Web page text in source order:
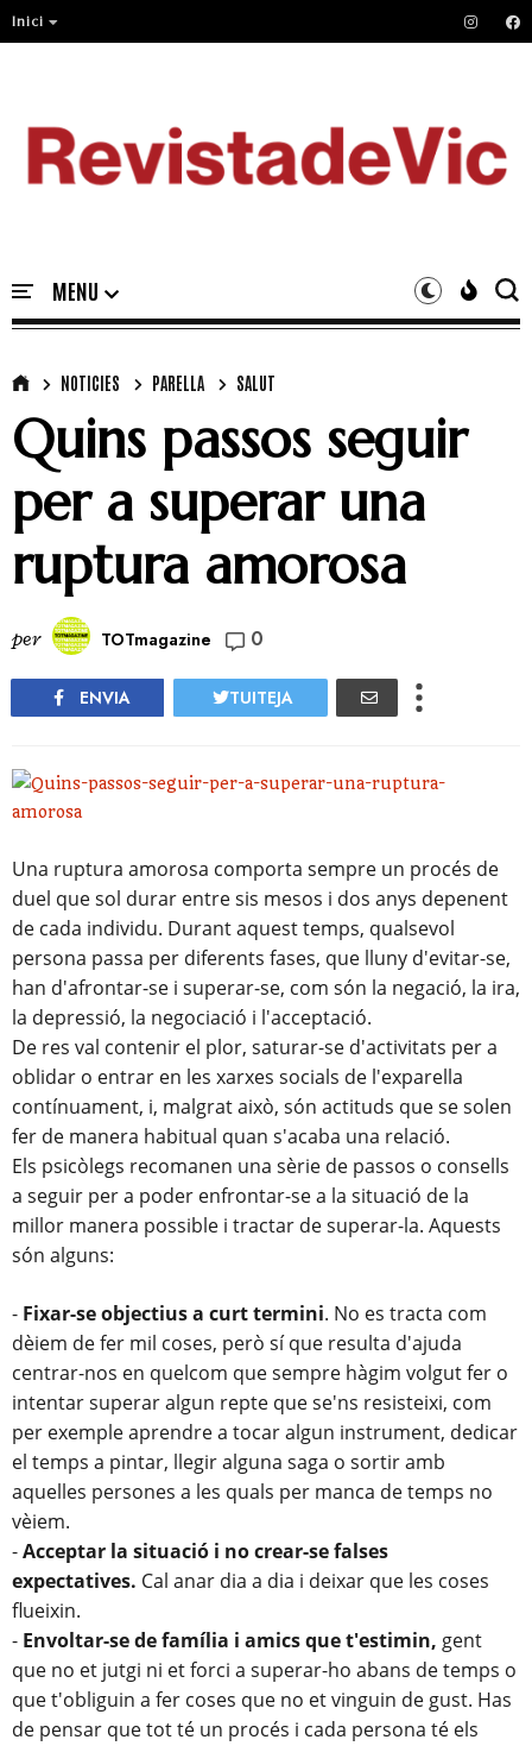
Inici
NOTICIES PARELLA SALUT
Quins passos seguir
per a superar una
ruptura amorosa
per TOTmagazine 0
ENVIA TUITEJA
Una ruptura amorosa comporta sempre un procés de
duel que sol durar entre sis mesos i dos anys depenent
de cada individu. Durant aquest temps, qualsevol
persona passa per diferents fases, que lluny d'evitar-se,
han d'afrontar-se i superar-se, com són la negació, la ira,
la depressió, la negociació i l'acceptació.
De res val contenir el plor, saturar-se d'activitats per a
oblidar o entrar en les xarxes socials de l'exparella
contínuament, i, malgrat això, són actituds que se solen
fer de manera habitual quan s'acaba una relació.
Els psicòlegs recomanen una sèrie de passos o consells
a seguir per a poder enfrontar-se a la situació de la
millor manera possible i tractar de superar-la. Aquests
són alguns:
- Fixar-se objectius a curt termini. No es tracta com
dèiem de fer mil coses, però sí que resulta d'ajuda
centrar-nos en quelcom que sempre hàgim volgut fer o
intentar superar algun repte que se'ns resisteixi, com
per exemple aprendre a tocar algun instrument, dedicar
el temps a pintar, llegir alguna saga o sortir amb
aquelles persones a les quals per manca de temps no
vèiem.
-Acceptar la situació i no crear-se falses
expectatives. Cal anar dia a dia i deixar que les coses
flueixin.
- Envoltar-se de família i amics que t'estimin, gent
que no et jutgi ni et forci a superar-ho abans de temps o
que t'obliguin a fer coses que no et vinguin de gust. Has
de pensar que tot té un procés i cada persona té els